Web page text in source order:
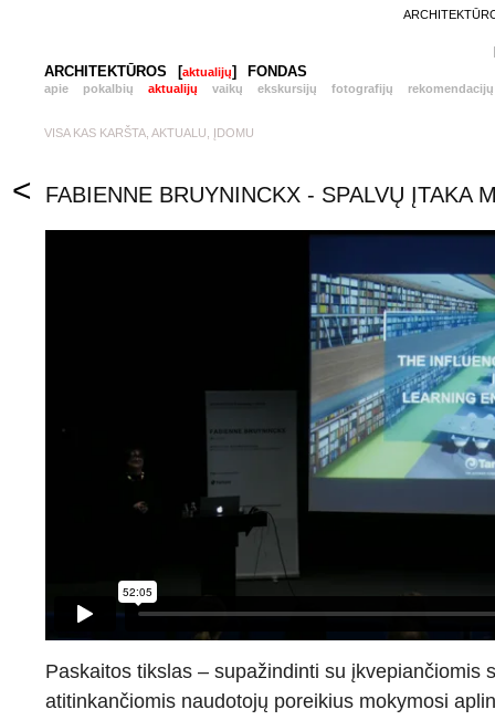
ARCHITEKTŪROS
[aktualijų] FONDAS
apie pokalbių aktualijų vaikų ekskursijų fotografijų rekomendacijų
VISA KAS KARŠTA, AKTUALU, ĮDOMU
< FABIENNE BRUYNINCKX - SPALVŲ ĮTAKA
Paskaitos tikslas – supažindinti su įkvepiančiomis
atitinkančiomis naudotojų poreikius mokymosi